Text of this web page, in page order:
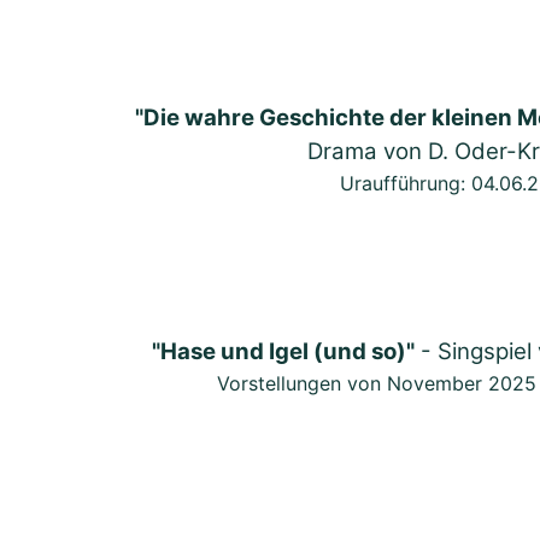
"Die wahre Geschichte der kleinen
Drama von D. Oder-
Uraufführung:
"Hase und Igel (und so)" - Singspiel
Vorstellungen von November